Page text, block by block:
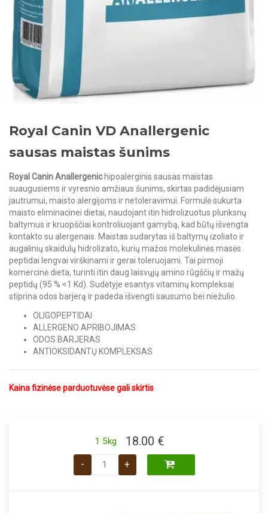
Royal Canin VD Anallergenic
sausas maistas šunims
Royal Canin Anallergenichipoalerginis sausas maistas
suaugusiems ir vyresnio amžiaus šunims, skirtas padidėjusiam
jautrumui, maisto alergijoms ir netoleravimui. Formulė sukurta
maisto eliminacinei dietai, naudojant itin hidrolizuotus plunksnų
baltymus ir kruopščiai kontroliuojant gamybą, kad būtų išvengta
kontakto su alergenais. Maistas sudarytas iš baltymų izoliato ir
augalinių skaidulų hidrolizato, kurių mažos molekulinės masės
peptidai lengvai virškinami ir gerai toleruojami. Tai pirmoji
komercinė dieta, turinti itin daug laisvųjų amino rūgščių ir mažų
peptidų (95 % <1 Kd). Sudėtyje esantys vitaminų kompleksai
stiprina odos barjerą ir padeda išvengti sausumo bei niežulio.
OLIGOPEPTIDAI
ALLERGENO APRIBOJIMAS
ODOS BARJERAS
ANTIOKSIDANTŲ KOMPLEKSAS
Kaina fizinėse parduotuvėse gali skirtis
1 5kg 18.00 €
-
produkto kiekis: Royal Canin VD Anallergenic
+